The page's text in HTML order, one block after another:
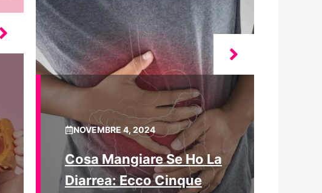
NOVEMBRE 4, 2024
Cosa Mangiare Se Ho La
Diarrea: Ecco Cinque